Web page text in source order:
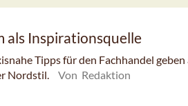
als Inspirationsquelle
Tipps für den Fachhandel
Nordstil.
Von Redaktion